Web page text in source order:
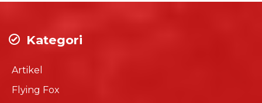
Kategori
Artikel
Flying Fox